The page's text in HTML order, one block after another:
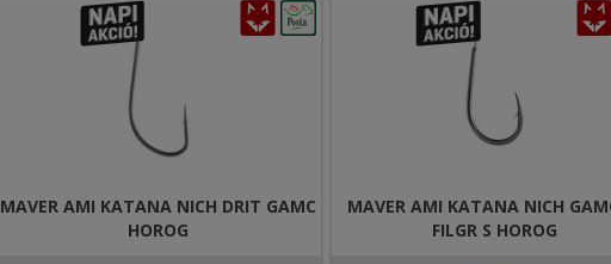
MAVER AMI KATANA NICH DRIT GAMC
HOROG
MAVER AMI KATANA NICH
FILGR S HOROG